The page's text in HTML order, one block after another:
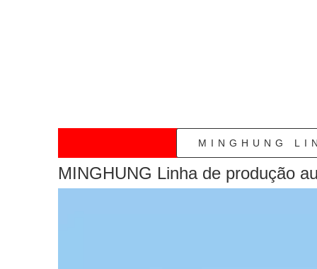
MINGHUNG
MINGHUNG Linha de produção